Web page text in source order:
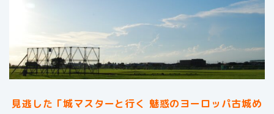
見逃した「城マスターと行く 魅惑のヨーロッパ古城め